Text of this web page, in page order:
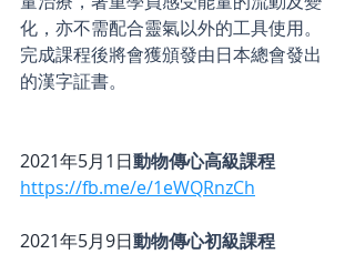
化，亦不需配合靈氣以外的工具使用。
完成課程後將會獲頒發由日本總會發出
的漢字証書。
2021年5月1日動物傳心高級課程
https://fb.me/e/1eWQRnzCh
2021年5月9日動物傳心初級課程